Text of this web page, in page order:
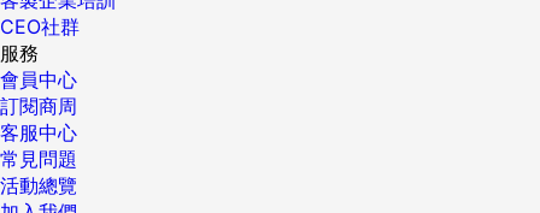
CEO社群
服務
會員中心
訂閱商周
客服中心
常見問題
活動總覽